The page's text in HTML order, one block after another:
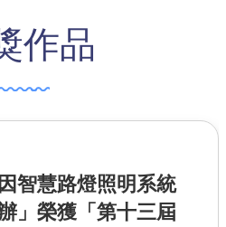
作品
智慧路燈照明系統
」榮獲「第十三屆